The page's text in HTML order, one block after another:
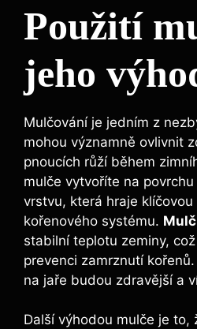
Použití
jeho
Mulčování je jedním z
mohou významně ovlivnit
pnoucích růží během
mulče vytvoříte na
vrstvu, která hraje klíčovou
kořenového systému. Mulč
stabilní teplotu zeminy,
prevenci zamrznutí
na jaře budou zdravější a
Další výhodou mulče je to,